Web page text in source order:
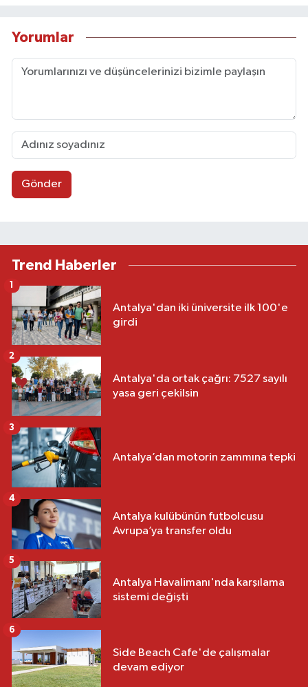
Yorumlar
Gönder
Trend Haberler
Antalya'dan iki üniversite ilk 100'e
girdi
1
Antalya'da ortak çağrı: 7527 sayılı
yasa geri çekilsin
2
Antalya’dan motorin zammına tepki
3
Antalya kulübünün futbolcusu
Avrupa’ya transfer oldu
4
Antalya Havalimanı'nda karşılama
sistemi değişti
5
Side Beach Cafe'de çalışmalar
devam ediyor
6